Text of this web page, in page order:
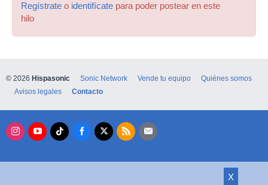
Regístrate o identifícate para poder postear en este
hilo
X
© 2026 Hispasonic Sonic Network Vende tu equipo
Quiénes somos
Avisos legales
Contacto